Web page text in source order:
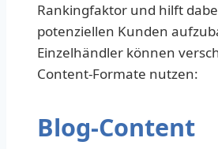
Rankingfaktor und hilft
potenziellen Kunden
Einzelhändler können
Content-Formate nutzen:
Blog-Content